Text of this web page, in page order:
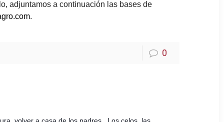
adjuntamos a continuación las bases de
.
0